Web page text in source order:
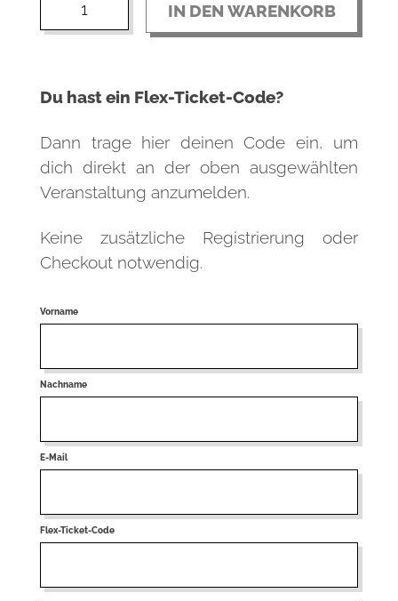
Menge
IN DEN WARENKORB
Du hast ein Flex-Ticket-Code?
Dann trage hier deinen Code ein, um
dich direkt an der oben ausgewählten
Veranstaltung anzumelden.
Keine zusätzliche Registrierung oder
Checkout notwendig.
Vorname
Nachname
E-Mail
Flex-Ticket-Code